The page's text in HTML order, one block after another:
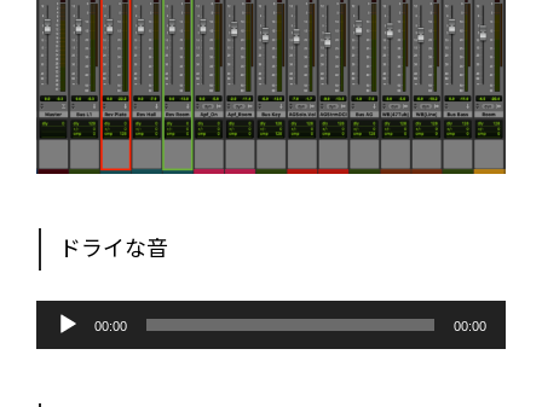
ドライな音
音
プ
ヤ
00:00 00:00